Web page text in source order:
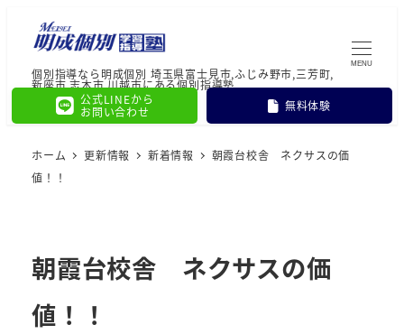
個別指導なら明成個別 埼玉県富士見市,ふじみ野市,三芳町,
新座市,志木市,川越市にある個別指導塾
公式LINEから
お問い合わせ
無料体験
MENU
ホーム 更新情報 新着情報
朝霞台校舎 ネクサスの価
値！！
朝霞台校舎 ネクサスの価
値！！